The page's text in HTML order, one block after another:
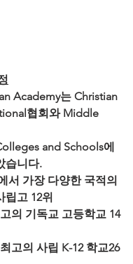
Academy는 Christian
협회와 Middle
and Schools에
습니다.
서 가장 다양한 국적의
립고 12위
의 기독교 고등학교 14
고의 사립 K-12 학교26